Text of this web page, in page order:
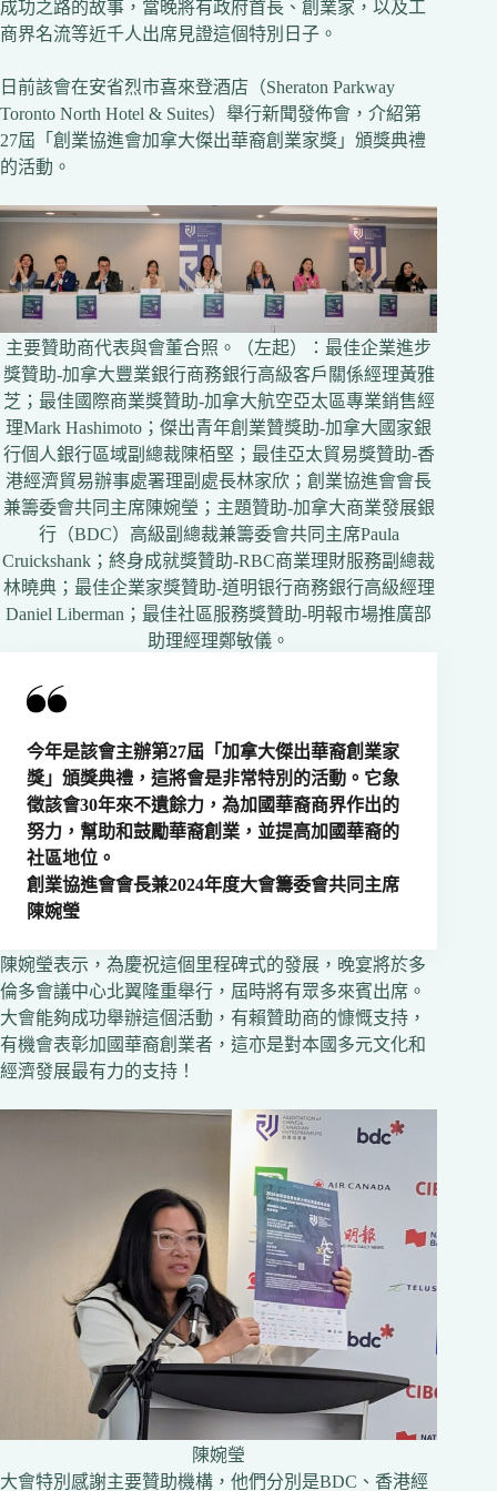
成功之路的故事，當晚將有政府首長、創業家，以及工
商界名流等近千人出席見證這個特別日子。
日前該會在安省烈市喜來登酒店（Sheraton Parkway
Toronto North Hotel & Suites）舉行新聞發佈會，介紹第
27屆「創業協進會加拿大傑出華裔創業家獎」頒獎典禮
的活動。
主要贊助商代表與會董合照。（左起）：最佳企業進步
獎贊助-加拿大豐業銀行商務銀行高級客戶關係經理黃雅
芝；最佳國際商業獎贊助-加拿大航空亞太區專業銷售經
理Mark Hashimoto；傑出青年創業贊獎助-加拿大國家銀
行個人銀行區域副總裁陳栢堅；最佳亞太貿易獎贊助-香
港經濟貿易辦事處署理副處長林家欣；創業協進會會長
兼籌委會共同主席陳婉瑩；主題贊助-加拿大商業發展銀
行（BDC）高級副總裁兼籌委會共同主席Paula
Cruickshank；終身成就獎贊助-RBC商業理財服務副總裁
林曉典；最佳企業家獎贊助-道明银行商務銀行高級經理
Daniel Liberman；最佳社區服務獎贊助-明報市場推廣部
助理經理鄭敏儀。
今年是該會主辦第27屆「加拿大傑出華裔創業家
獎」頒獎典禮，這將會是非常特別的活動。它象
徵該會30年來不遺餘力，為加國華裔商界作出的
努力，幫助和鼓勵華裔創業，並提高加國華裔的
社區地位。
創業協進會會長兼2024年度大會籌委會共同主席
陳婉瑩
陳婉瑩表示，為慶祝這個里程碑式的發展，晚宴將於多
倫多會議中心北翼隆重舉行，屆時將有眾多來賓出席。
大會能夠成功舉辦這個活動，有賴贊助商的慷慨支持，
有機會表彰加國華裔創業者，這亦是對本國多元文化和
經濟發展最有力的支持！
陳婉瑩
大會特別感謝主要贊助機構，他們分別是BDC、香港經